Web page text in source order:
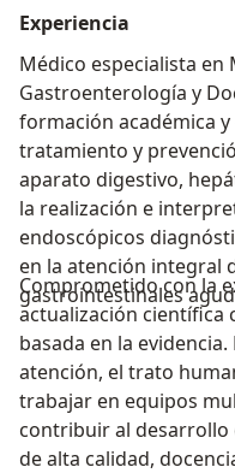
Experiencia
Médico especialista en
Gastroenterología y
formación académica
tratamiento y
aparato digestivo,
la realización e
endoscópicos
en la atención integral
gastrointestinales
Comprometido con la
actualización científica
basada en la
atención, el trato
trabajar en equipos
contribuir al desarrollo
de alta calidad,